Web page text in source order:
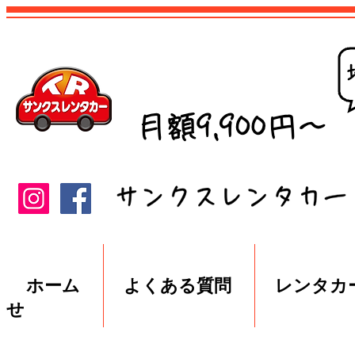
ホーム よくある質問
レンタカ
せ